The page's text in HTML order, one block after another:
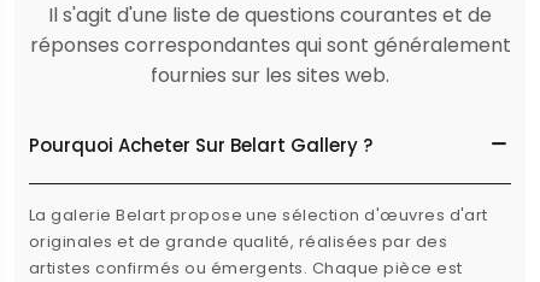
Il s'agit d'une liste de questions courantes et de
réponses correspondantes qui sont généralement
fournies sur les sites web.
Pourquoi Acheter Sur Belart Gallery ?
La galerie Belart propose une sélection d'œuvres d'art
originales et de grande qualité, réalisées par des
artistes confirmés ou émergents. Chaque pièce est